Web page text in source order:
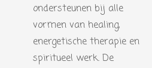
ondersteunen bij alle
vormen van healing,
energetische therapie en
spiritueel werk. De